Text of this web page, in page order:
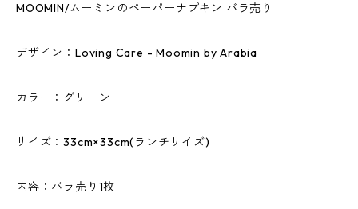
MOOMIN/ムーミンのペーパーナプキン バラ売り
デザイン：Loving Care - Moomin by Arabia
カラー：グリーン
サイズ：33cm×33cm(ランチサイズ)
内容：バラ売り1枚